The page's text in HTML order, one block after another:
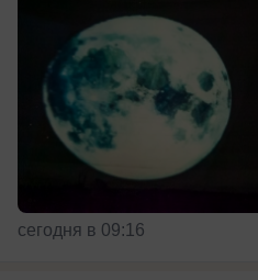
сегодня в 09:16